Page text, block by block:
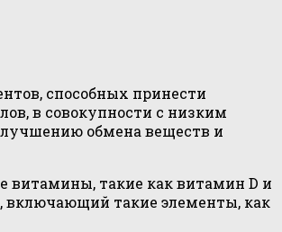
способных принести
в совокупности с низким
обмена веществ и
витамины, такие как витамин D и
такие элементы, как